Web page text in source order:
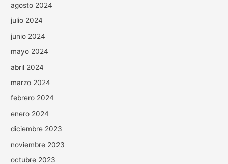
agosto 2024
julio 2024
junio 2024
mayo 2024
abril 2024
marzo 2024
febrero 2024
enero 2024
diciembre 2023
noviembre 2023
octubre 2023